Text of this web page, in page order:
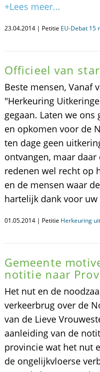
+Lees meer...
23.04.2014 | Petitie EU-Debat 15
Officieel van
Beste mensen, Vanaf
"Herkeuring
gegaan. Laten we
en opkomen voor de
ten dage geen
ontvangen, maar
redenen wel recht
en de mensen waar
hartelijk dank voor uw
01.05.2014 | Petitie Herkeuring
Gemeente
notitie naar
Het nut en de
verkeerbrug over de
van de Lieve
aanleiding van de
provincie wat het nut
de ongelijkvloerse